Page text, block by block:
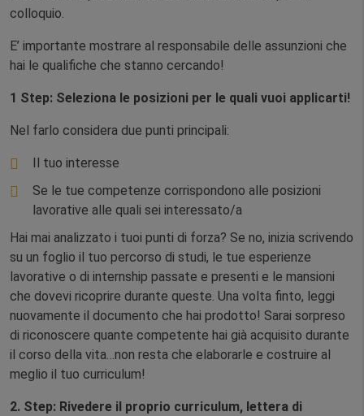
colloquio.
E’ importante mostrare al responsabile delle assunzioni che
hai le qualifiche che stanno cercando!
1 Step: Seleziona le posizioni per le quali vuoi applicarti!
Nel farlo considera due punti principali:
Il tuo interesse
Se le tue competenze corrispondono alle posizioni
lavorative alle quali sei interessato/a
Hai mai analizzato i tuoi punti di forza? Se no, inizia scrivendo
su un foglio il tuo percorso di studi, le tue esperienze
lavorative o di internship passate e presenti e le mansioni
che dovevi ricoprire durante queste. Una volta finto, leggi
nuovamente il documento che hai prodotto! Sarai sorpreso
di riconoscere quante competente hai già acquisito durante
il corso della vita…non resta che elaborarle e costruire al
meglio il tuo curriculum!
2. Step: Rivedere il proprio curriculum, lettera di